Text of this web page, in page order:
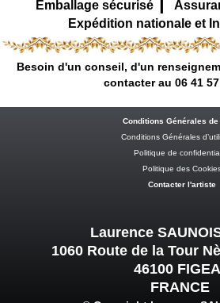
Emballage sécurisé
Expédition nationale et
Besoin d'un conseil, d'un
contacter au 06 41
Conditions Générales de
Conditions Générales
Politique de
Politique des
Contacter l'artiste
Laurence
1060 Route de la Tour
46100
FRANCE